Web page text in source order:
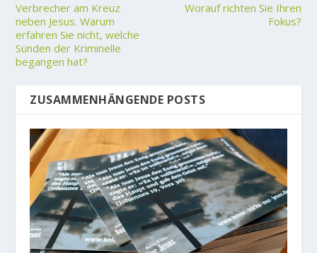
Verbrecher am Kreuz
neben Jesus. Warum
erfahren Sie nicht, welche
Sünden der Kriminelle
begangen hat?
Worauf richten Sie Ihren
Fokus?
ZUSAMMENHÄNGENDE POSTS